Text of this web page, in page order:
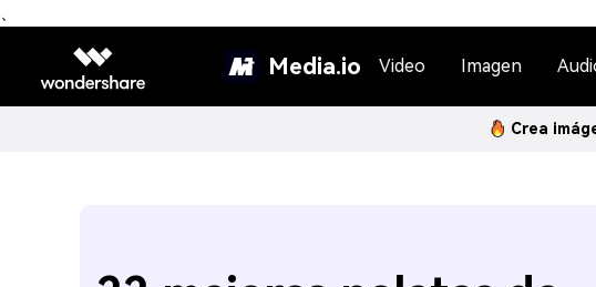
、
Media.io Video Imagen
Crea